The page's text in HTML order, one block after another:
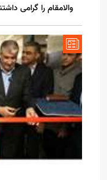
والامقام را گرامی